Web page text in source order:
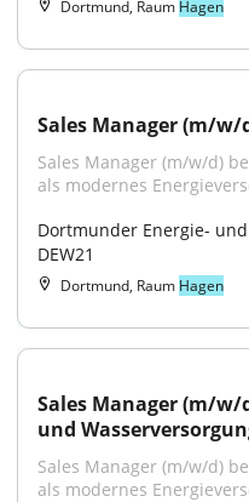
Dortmund, Raum Hagen
Sales Manager (m/w/
Sales Manager (m/w/d)
als modernes
Dortmunder Energie-
DEW21
Dortmund, Raum Hagen
Sales Manager (m/
und
Sales Manager (m/w/d)
als modernes